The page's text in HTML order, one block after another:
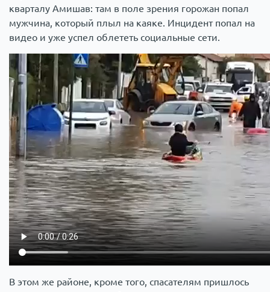
кварталу Амишав: там в поле зрения горожан попал
мужчина, который плыл на каяке. Инцидент попал на
видео и уже успел облететь социальные сети.
В этом же районе, кроме того, спасателям пришлось